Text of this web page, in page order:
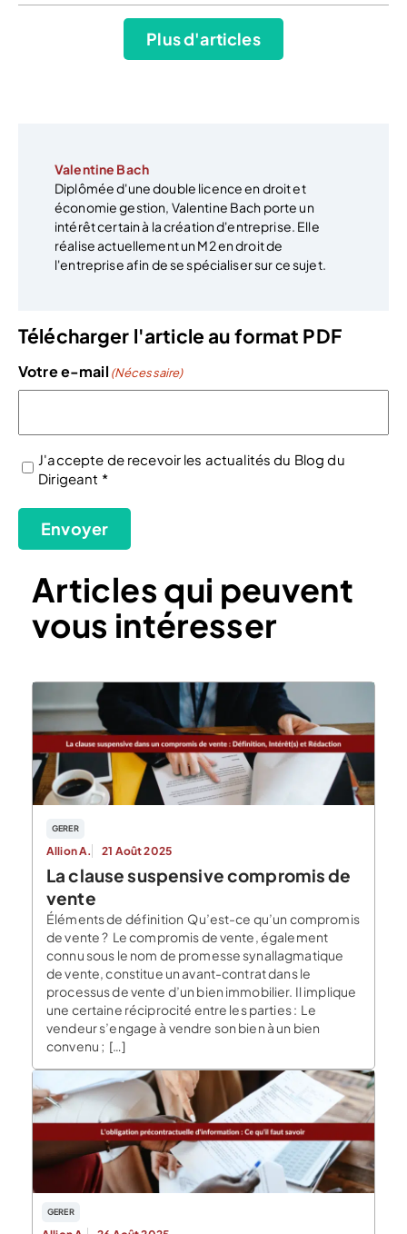
Plus d'articles
Valentine Bach
Diplômée d'une double licence en droit et
économie gestion, Valentine Bach porte un
intérêt certain à la création d'entreprise. Elle
réalise actuellement un M2 en droit de
l'entreprise afin de se spécialiser sur ce sujet.
Télécharger l'article au format PDF
Votre e-mail (Nécessaire)
(Nécessaire)
J'accepte de recevoir les actualités du Blog du
Dirigeant *
Envoyer
Articles qui peuvent
vous intéresser
GERER
Allion A. 21 Août 2025
La clause suspensive compromis de
vente
Éléments de définition Qu’est-ce qu’un compromis
de vente ? Le compromis de vente, également
connu sous le nom de promesse synallagmatique
de vente, constitue un avant-contrat dans le
processus de vente d’un bien immobilier. Il implique
une certaine réciprocité entre les parties : Le
vendeur s’engage à vendre son bien à un bien
convenu ; […]
GERER